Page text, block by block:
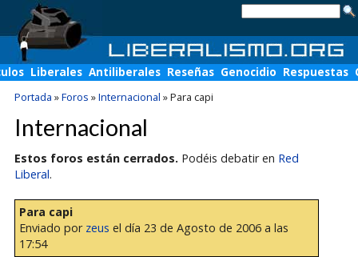
Liberales Antiliberales Reseñas Genocidio Respuestas
Portada »Foros »Internacional »Para capi
Internacional
Estos foros están cerrados. Podéis debatir en Red
Liberal.
Para capi
Enviado por zeus el día 23 de Agosto de 2006 a las
17:54